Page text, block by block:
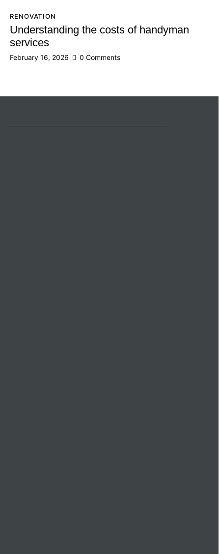
RENOVATION
Understanding the costs of handyman
services
February 16, 2026 0 Comments